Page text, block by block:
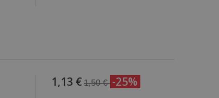
1,13 € 1,50 € -25%